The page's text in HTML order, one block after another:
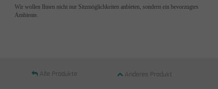
Wir wollen Ihnen nicht nur Sitzmöglichkeiten anbieten, sondern ein bevorzugtes
Ambiente.
Alle Produkte Anderes Produkt